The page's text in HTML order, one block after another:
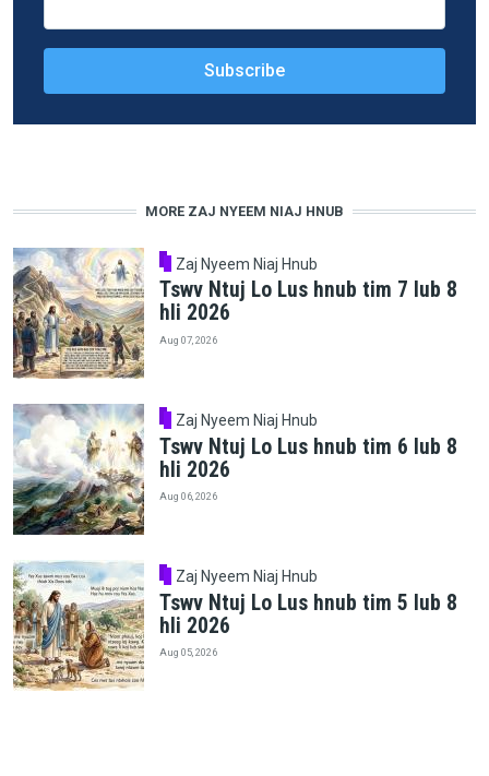
MORE ZAJ NYEEM NIAJ HNUB
Zaj Nyeem Niaj Hnub
Tswv Ntuj Lo Lus hnub tim 7 lub 8
hli 2026
Aug 07, 2026
Zaj Nyeem Niaj Hnub
Tswv Ntuj Lo Lus hnub tim 6 lub 8
hli 2026
Aug 06, 2026
Zaj Nyeem Niaj Hnub
Tswv Ntuj Lo Lus hnub tim 5 lub 8
hli 2026
Aug 05, 2026